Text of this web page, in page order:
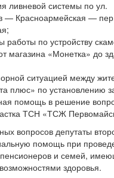
ливневой системы по ул.
— Красноармейская —
работы по устройству
магазина «Монетка» до
ситуацией между
плюс» по установлению
помощь в решение
ТСН «ТСЖ
вопросов депутаты
помощь при
и семей,
здоровья.